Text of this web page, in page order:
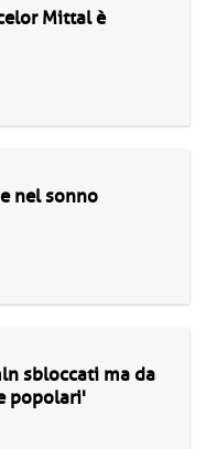
Mittal è
nel sonno
sbloccati ma da
popolari'